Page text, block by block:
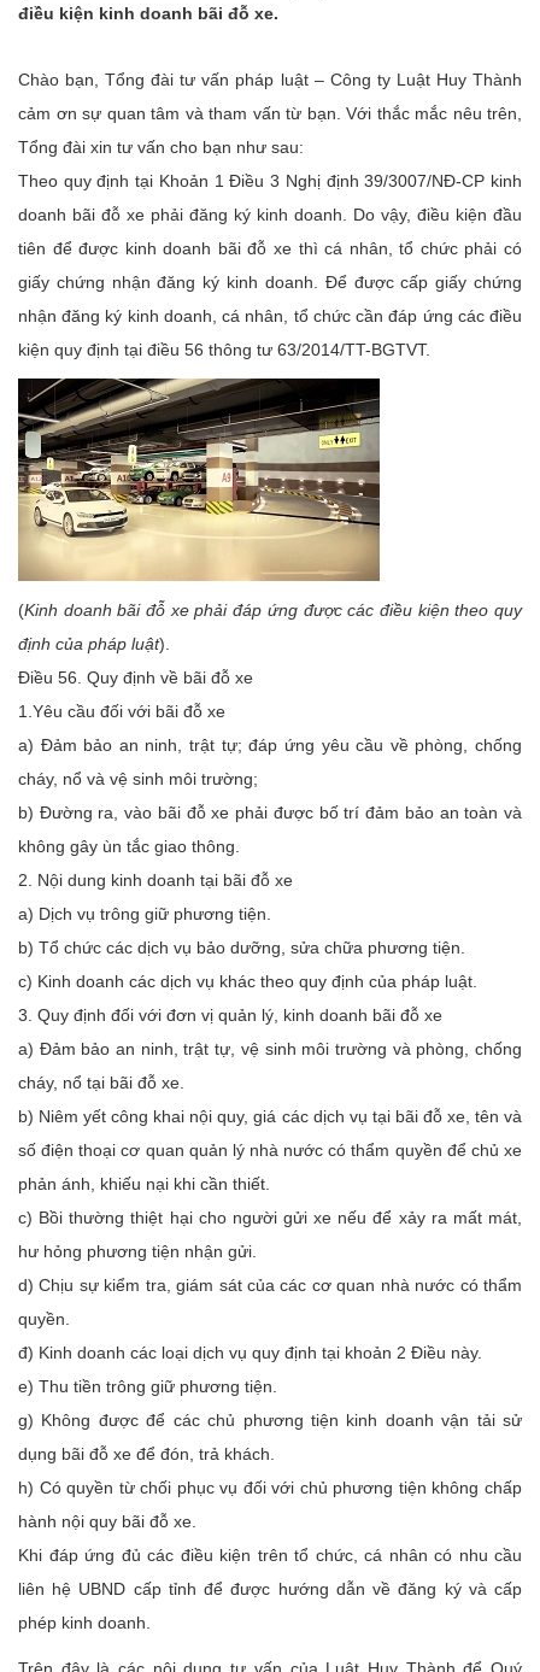
điều kiện kinh doanh bãi đỗ xe.
Chào bạn, Tổng đài tư vấn pháp luật – Công ty Luật Huy Thành
cảm ơn sự quan tâm và tham vấn từ bạn. Với thắc mắc nêu trên,
Tổng đài xin tư vấn cho bạn như sau:
Theo quy định tại Khoản 1 Điều 3 Nghị định 39/3007/NĐ-CP kinh
doanh bãi đỗ xe phải đăng ký kinh doanh. Do vậy, điều kiện đầu
tiên để được kinh doanh bãi đỗ xe thì cá nhân, tổ chức phải có
giấy chứng nhận đăng ký kinh doanh. Để được cấp giấy chứng
nhận đăng ký kinh doanh, cá nhân, tổ chức cần đáp ứng các điều
kiện quy định tại điều 56 thông tư 63/2014/TT-BGTVT.
(Kinh doanh bãi đỗ xe phải đáp ứng được các điều kiện theo quy
định của pháp luật).
Điều 56. Quy định về bãi đỗ xe
1.Yêu cầu đối với bãi đỗ xe
a) Đảm bảo an ninh, trật tự; đáp ứng yêu cầu về phòng, chống
cháy, nổ và vệ sinh môi trường;
b) Đường ra, vào bãi đỗ xe phải được bố trí đảm bảo an toàn và
không gây ùn tắc giao thông.
2. Nội dung kinh doanh tại bãi đỗ xe
a) Dịch vụ trông giữ phương tiện.
b) Tổ chức các dịch vụ bảo dưỡng, sửa chữa phương tiện.
c) Kinh doanh các dịch vụ khác theo quy định của pháp luật.
3. Quy định đối với đơn vị quản lý, kinh doanh bãi đỗ xe
a) Đảm bảo an ninh, trật tự, vệ sinh môi trường và phòng, chống
cháy, nổ tại bãi đỗ xe.
b) Niêm yết công khai nội quy, giá các dịch vụ tại bãi đỗ xe, tên và
số điện thoại cơ quan quản lý nhà nước có thẩm quyền để chủ xe
phản ánh, khiếu nại khi cần thiết.
c) Bồi thường thiệt hại cho người gửi xe nếu để xảy ra mất mát,
hư hỏng phương tiện nhận gửi.
d) Chịu sự kiểm tra, giám sát của các cơ quan nhà nước có thẩm
quyền.
đ) Kinh doanh các loại dịch vụ quy định tại khoản 2 Điều này.
e) Thu tiền trông giữ phương tiện.
g) Không được để các chủ phương tiện kinh doanh vận tải sử
dụng bãi đỗ xe để đón, trả khách.
h) Có quyền từ chối phục vụ đối với chủ phương tiện không chấp
hành nội quy bãi đỗ xe.
Khi đáp ứng đủ các điều kiện trên tổ chức, cá nhân có nhu cầu
liên hệ UBND cấp tỉnh để được hướng dẫn về đăng ký và cấp
phép kinh doanh.